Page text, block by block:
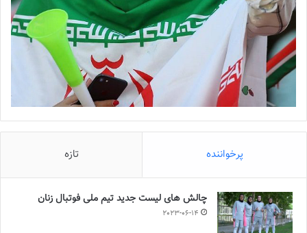
پرخواننده تازه
چالش هاى ليست جدید تيم ملى فوتبال زنان
2023-06-14